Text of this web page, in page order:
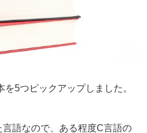
5つピックアップしました。
語なので、ある程度C言語の